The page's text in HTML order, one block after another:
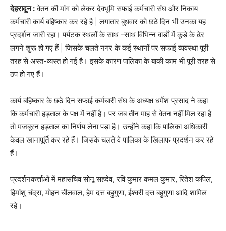
देहरादून :वेतन की मांग को लेकर देवभूमि सफाई कर्मचारी संघ और निकाय
कर्मचारी कार्य बहिष्कार कर रहे है | लगातार बुधवार को छठे दिन भी उनका यह
प्रदर्शन जारी रहा। पर्यटक स्थलों के साथ -साथ विभिन्न वार्डों में कूड़े के ढेर
लगने शुरू हो गए हैं | जिसके चलते नगर के कईं स्थानों पर सफाई व्यवस्था पूरी
तरह से अस्त-व्यस्त हो गई है। इसके कारण पालिका के बाकी काम भी पूरी तरह से
ठप हो गए हैं।
कार्य बहिष्कार के छठे दिन सफाई कर्मचारी संघ के अध्यक्ष धर्मेश प्रसाद ने कहा
कि कर्मचारी हड़ताल के पक्ष में नहीं है। पर जब तीन माह से वेतन नहीं मिल रहा है
तो मजबूरन हड़ताल का निर्णय लेना पड़ा है। उन्होंने कहा कि पालिका अधिकारी
केवल खानापूर्ति कर रहे हैं। जिसके चलते वे पालिका के खिलाफ प्रदर्शन कर रहे
हैं।
प्रदर्शनकर्त्ताओं में महासचिव सोनू सहदेव, रवि कुमार कमल कुमार, रितेश कपिल,
हिमांशु चंद्रा, मोहन चीलवाल, हेम दत्त बहुगुणा, ईश्वरी दत्त बहुगुणा आदि शामिल
रहे।